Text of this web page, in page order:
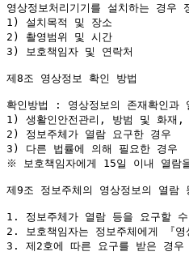
영상정보처리기기를 설치하는 경
1) 설치목적 및 장소
2) 촬영범위 및 시간
3) 보호책임자 및 연락처
제8조 영상정보 확인 방법
확인방법 : 영상정보의 존재확인
1) 생활인안전관리, 방범 및 화재,
2) 정보주체가 열람 요구한 경우
3) 다른 법률에 의해 필요한 경우
※ 보호책임자에게 15일 이내 열람
제9조 정보주체의 영상정보의 열람
1. 정보주체가 열람 등을 요구할
2. 보호책임자는 정보주체에게 『
3. 제2호에 따른 요구를 받은 경우